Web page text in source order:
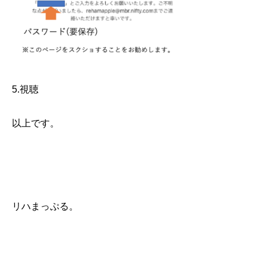
5.視聴
以上です。
リハまっぷる。